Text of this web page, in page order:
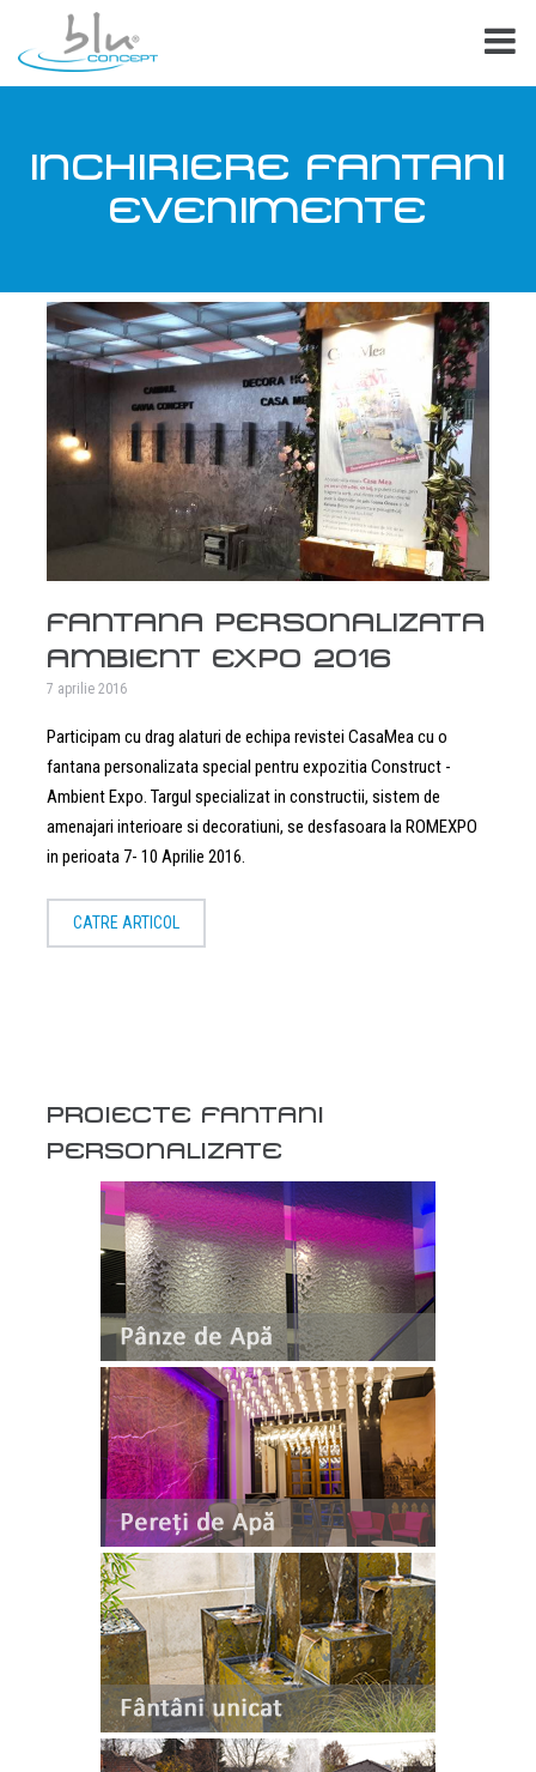
INCHIRIERE FANTANI
EVENIMENTE
FANTANA PERSONALIZATA
AMBIENT EXPO 2016
7 aprilie 2016
Participam cu drag alaturi de echipa revistei CasaMea cu o
fantana personalizata special pentru expozitia Construct -
Ambient Expo. Targul specializat in constructii, sistem de
amenajari interioare si decoratiuni, se desfasoara la ROMEXPO
in perioata 7- 10 Aprilie 2016.
CATRE ARTICOL
PROIECTE FANTANI
PERSONALIZATE